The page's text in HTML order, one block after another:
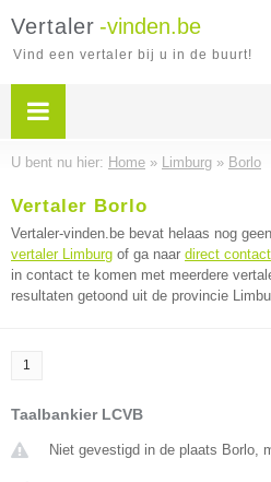
Vertaler -vinden.be
Vind een vertaler bij u in de buurt!
U bent nu hier: Home » Limburg » Borlo
Vertaler Borlo
Vertaler-vinden.be bevat helaas nog geen
vertaler Limburg of ga naar direct
in contact te komen met meerdere
resultaten getoond uit de provincie
1
Taalbankier LCVB
Niet gevestigd in de plaats Borlo,